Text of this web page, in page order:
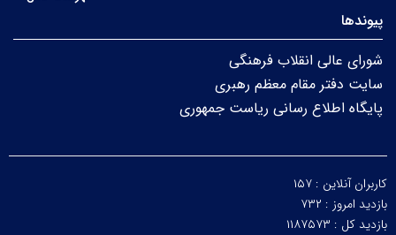
پیوندها
شورای عالی انقلاب فرهنگی
سایت دفتر مقام معظم رهبری
پایگاه اطلاع رسانی ریاست جمهوری
کاربران آنلاین : ۱۵۷
بازدید امروز : ۷۳۲
بازدید کل : ۱۱۸۷۵۷۳